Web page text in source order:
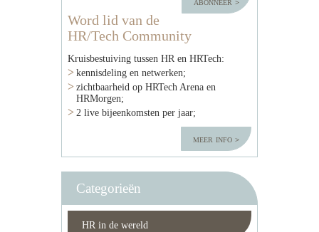
Word lid van de
HR/Tech Community
Kruisbestuiving tussen HR en HRTech:
kennisdeling en netwerken;
zichtbaarheid op HRTech Arena en
HRMorgen;
2 live bijeenkomsten per jaar;
meer info
Categorieën
HR in de wereld